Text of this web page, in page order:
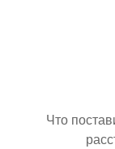
Что